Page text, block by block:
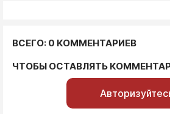
ВСЕГО: 0 КОММЕНТАРИЕВ
ЧТОБЫ ОСТАВЛЯТЬ